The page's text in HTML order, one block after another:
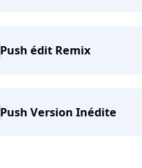
Push édit Remix
Push Version Inédite